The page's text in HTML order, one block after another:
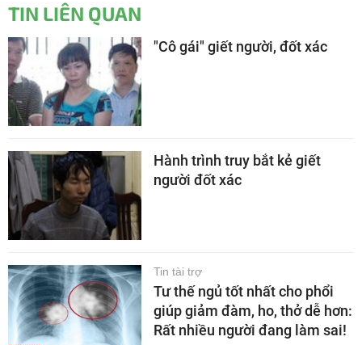
TIN LIÊN QUAN
"Cô gái" giết người, đốt xác
Hành trình truy bắt kẻ giết
người đốt xác
Tin tài trợ
Tư thế ngủ tốt nhất cho phổi
giúp giảm đàm, ho, thở dễ hơn:
Rất nhiều người đang làm sai!